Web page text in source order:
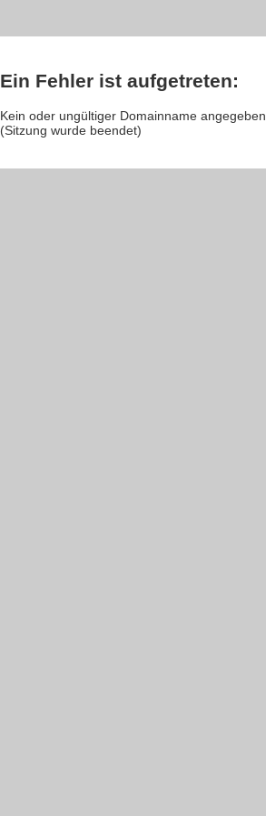
Ein Fehler ist aufgetreten:
Kein oder ungültiger Domainname angegeben.
(Sitzung wurde beendet)